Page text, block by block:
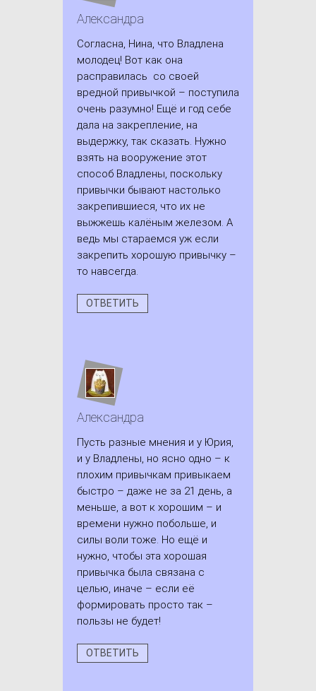
Александра
Согласна, Нина, что Владлена
молодец! Вот как она
расправилась со своей
вредной привычкой – поступила
очень разумно! Ещё и год себе
дала на закрепление, на
выдержку, так сказать. Нужно
взять на вооружение этот
способ Владлены, поскольку
привычки бывают настолько
закрепившиеся, что их не
выжжешь калёным железом. А
ведь мы стараемся уж если
закрепить хорошую привычку –
то навсегда.
ОТВЕТИТЬ
Александра
Пусть разные мнения и у Юрия,
и у Владлены, но ясно одно – к
плохим привычкам привыкаем
быстро – даже не за 21 день, а
меньше, а вот к хорошим – и
времени нужно побольше, и
силы воли тоже. Но ещё и
нужно, чтобы эта хорошая
привычка была связана с
целью, иначе – если её
формировать просто так –
пользы не будет!
ОТВЕТИТЬ